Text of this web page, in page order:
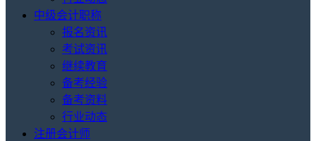
中级会计职称
报名资讯
考试资讯
继续教育
备考经验
备考资料
行业动态
注册会计师